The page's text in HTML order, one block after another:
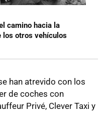
camino hacia la
los otros vehículos
han atrevido con los
de coches con
Privé, Clever Taxi y